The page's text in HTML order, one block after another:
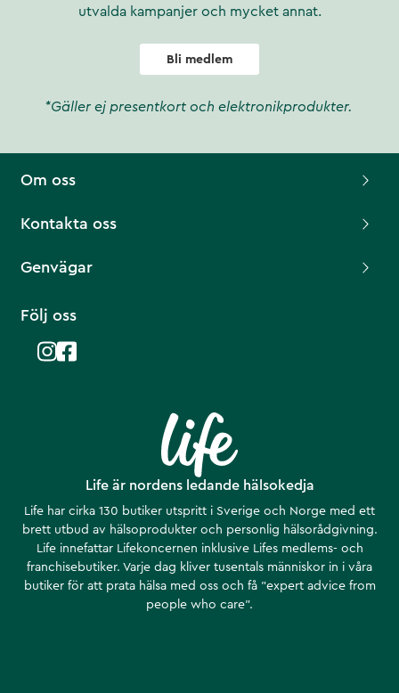
utvalda kampanjer och mycket annat.
Bli medlem
*Gäller ej presentkort och elektronikprodukter.
Life är nordens ledande hälsokedja
Life har cirka 130 butiker utspritt i Sverige och Norge med ett
brett utbud av hälsoprodukter och personlig hälsorådgivning.
Life innefattar Lifekoncernen inklusive Lifes medlems- och
franchisebutiker. Varje dag kliver tusentals människor in i våra
butiker för att prata hälsa med oss och få ”expert advice from
people who care”.
Om oss
Kontakta oss
Genvägar
Följ oss